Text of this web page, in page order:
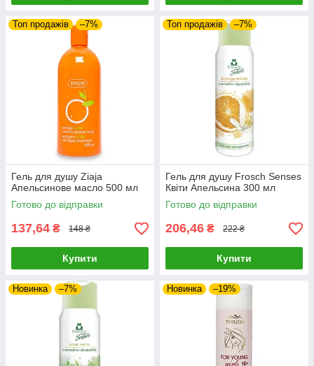
Топ продажів –7%
Гель для душу Ziaja
Апельсинове масло 500 мл
Готово до відправки
137,64 ₴ 148 ₴
Купити
Топ продажів –7%
Гель для душу Frosch Senses
Квіти Апельсина 300 мл
Готово до відправки
206,46 ₴ 222 ₴
Купити
Новинка –7% Новинка –19%